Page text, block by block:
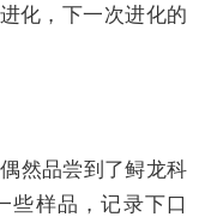
化，下一次进化的
然品尝到了鲟龙科
些样品，记录下口